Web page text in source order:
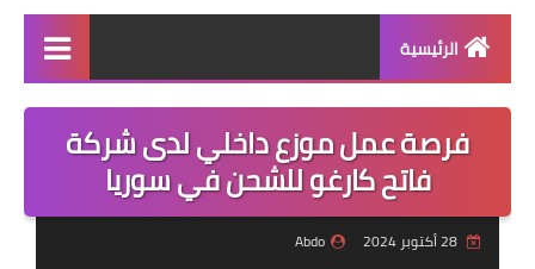
الرئيسية
القائمة
مناقصات
فرص عمل داخل سوريا
فرصة عمل موزع داخلي لدى شركة
فاتح كارغو للشحن في سوريا
28 أكتوبر 2024
Abdo